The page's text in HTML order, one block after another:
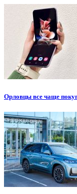
Орловцы все чаще